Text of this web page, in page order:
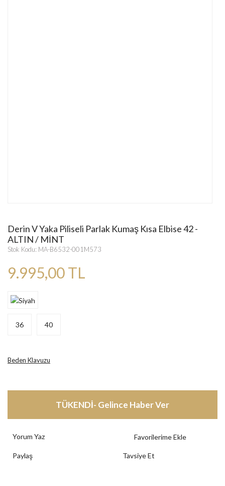
Derin V Yaka Piliseli Parlak Kumaş Kısa Elbise 42 -
ALTIN / MİNT
Stok Kodu: MA-B6532-001M573
9.995,00 TL
36 40
Beden Klavuzu
TÜKENDİ- Gelince Haber Ver
Yorum Yaz
Paylaş Tavsiye Et